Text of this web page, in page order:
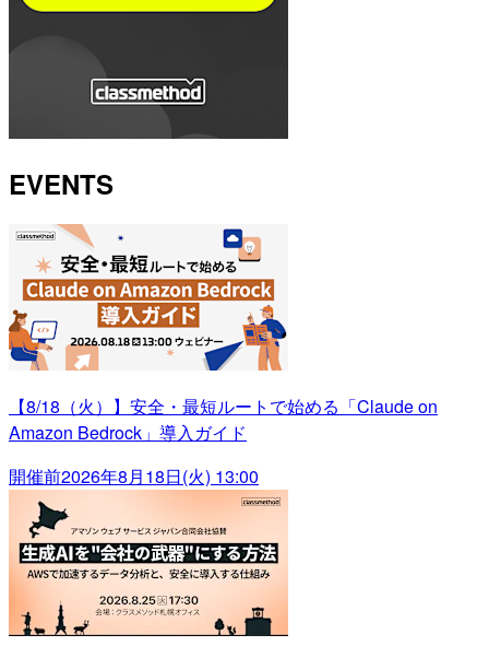
EVENTS
【8/18（火）】安全・最短ルートで始める「Claude on
Amazon Bedrock」導入ガイド
開催前2026年8月18日(火) 13:00